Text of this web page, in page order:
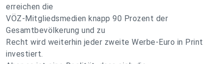
erreichen die
VÖZ-Mitgliedsmedien knapp 90 Prozent der
Gesamtbevölkerung und zu
Recht wird weiterhin jeder zweite Werbe-Euro in Print
investiert.